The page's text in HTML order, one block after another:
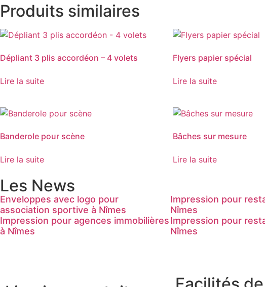
Produits similaires
Dépliant 3 plis accordéon – 4 volets
Lire la suite
Flyers papier spécial
Lire la suite
Banderole pour scène
Lire la suite
Bâches sur mesure
Lire la suite
Les News
Enveloppes avec logo pour
association sportive à Nîmes
Impression pour
Nîmes
Impression pour agences immobilières
à Nîmes
Impression pour
Nîmes